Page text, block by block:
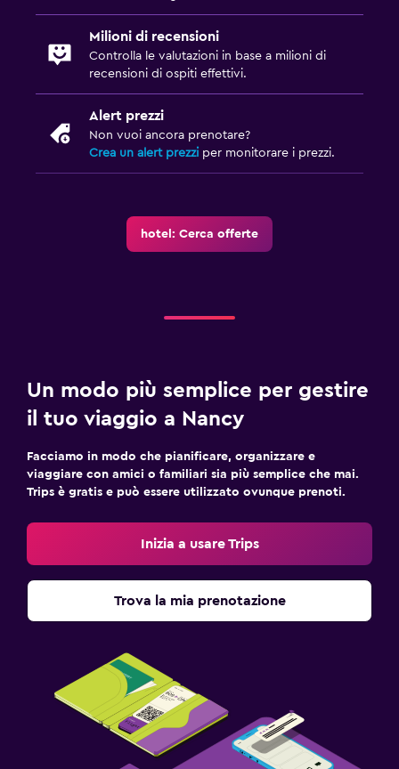
Fitness
Milioni di recensioni
Controlla le valutazioni in base a milioni di
recensioni di ospiti effettivi.
Alert prezzi
Non vuoi ancora prenotare?
Crea un alert prezzi per monitorare i prezzi.
hotel: Cerca offerte
Un modo più semplice per gestire
il tuo viaggio a Nancy
Facciamo in modo che pianificare, organizzare e
viaggiare con amici o familiari sia più semplice che mai.
Trips è gratis e può essere utilizzato ovunque prenoti.
Inizia a usare Trips
Trova la mia prenotazione